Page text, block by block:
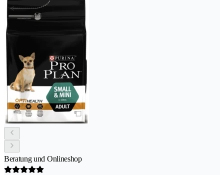
Beratung und Onlineshop